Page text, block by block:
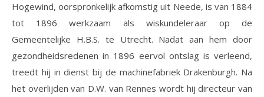
Hogewind, oorspronkelijk afkomstig uit Neede, is van 1884
tot 1896 werkzaam als wiskundeleraar op de
Gemeentelijke H.B.S. te Utrecht. Nadat aan hem door
gezondheidsredenen in 1896 eervol ontslag is verleend,
treedt hij in dienst bij de machinefabriek Drakenburgh. Na
het overlijden van D.W. van Rennes wordt hij directeur van